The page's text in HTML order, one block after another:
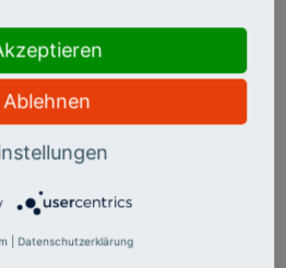
sich einem
Entwicklungsprozess gestellt
Info
Ablehnen
Datenschutzerklärung